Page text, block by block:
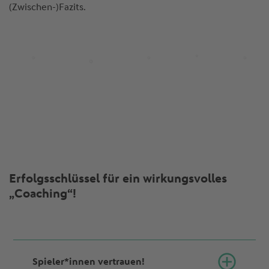
(Zwischen-)Fazits.
Erfolgsschlüssel für ein wirkungsvolles
„Coaching“!
Spieler*innen vertrauen!